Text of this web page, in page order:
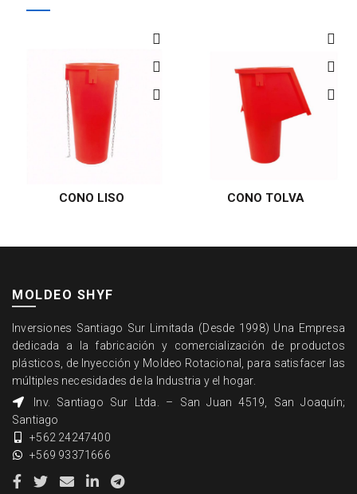
LEER MÁS
CONO LISO LEER MÁS
CONO TOLVA
MOLDEO SHYF
Inversiones Santiago Sur Limitada (Desde 1998) Una Empresa
dedicada a la fabricación y comercialización de productos
plásticos, de Inyección y Moldeo Rotacional, para satisfacer las
múltiples necesidades de la Industria y el hogar.
Inv. Santiago Sur Ltda. – San Juan 4519, San Joaquín;
Santiago
+562 24247400
+569 93371666